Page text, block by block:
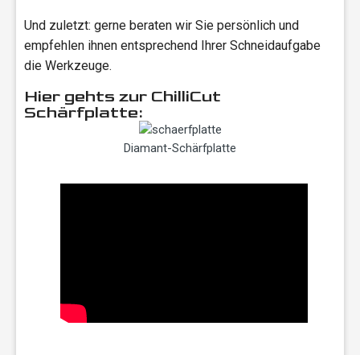
Und zuletzt: gerne beraten wir Sie persönlich und
empfehlen ihnen entsprechend Ihrer Schneidaufgabe
die Werkzeuge.
Hier gehts zur ChilliCut
Schärfplatte:
Diamant-Schärfplatte